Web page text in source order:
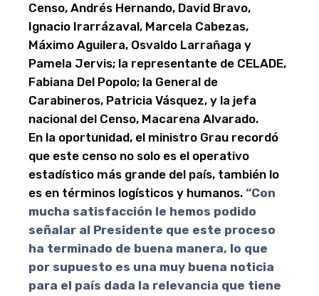
Censo, Andrés Hernando, David Bravo,
Ignacio Irarrázaval, Marcela Cabezas,
Máximo Aguilera, Osvaldo Larrañaga y
Pamela Jervis; la representante de CELADE,
Fabiana Del Popolo; la General de
Carabineros, Patricia Vásquez, y la jefa
nacional del Censo, Macarena Alvarado.
En la oportunidad, el ministro Grau recordó
que este censo no solo es el operativo
estadístico más grande del país, también lo
es en términos logísticos y humanos. “Con
mucha satisfacción le hemos podido
señalar al Presidente que este proceso
ha terminado de buena manera, lo que
por supuesto es una muy buena noticia
para el país dada la relevancia que tiene